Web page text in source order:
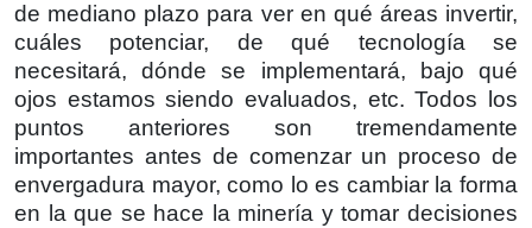
de mediano plazo para ver en qué áreas invertir,
cuáles potenciar, de qué tecnología se
necesitará, dónde se implementará, bajo qué
ojos estamos siendo evaluados, etc. Todos los
puntos anteriores son tremendamente
importantes antes de comenzar un proceso de
envergadura mayor, como lo es cambiar la forma
en la que se hace la minería y tomar decisiones